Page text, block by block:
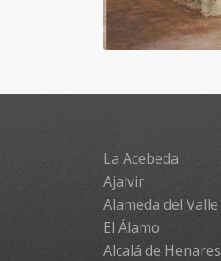
La Acebeda
Ajalvir
Alameda del Valle
El Álamo
Alcalá de Henares